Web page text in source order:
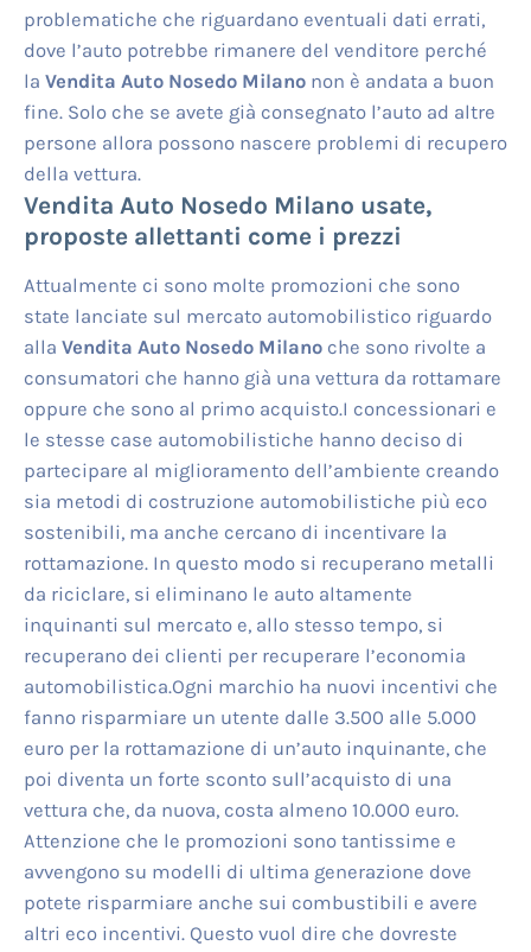
problematiche che riguardano eventuali dati errati,
dove l’auto potrebbe rimanere del venditore perché
la Vendita Auto Nosedo Milanonon è andata a buon
fine. Solo che se avete già consegnato l’auto ad altre
persone allora possono nascere problemi di recupero
della vettura.
Vendita Auto Nosedo Milano usate,
proposte allettanti come i prezzi
Attualmente ci sono molte promozioni che sono
state lanciate sul mercato automobilistico riguardo
alla Vendita Auto Nosedo Milanoche sono rivolte a
consumatori che hanno già una vettura da rottamare
oppure che sono al primo acquisto.I concessionari e
le stesse case automobilistiche hanno deciso di
partecipare al miglioramento dell’ambiente creando
sia metodi di costruzione automobilistiche più eco
sostenibili, ma anche cercano di incentivare la
rottamazione. In questo modo si recuperano metalli
da riciclare, si eliminano le auto altamente
inquinanti sul mercato e, allo stesso tempo, si
recuperano dei clienti per recuperare l’economia
automobilistica.Ogni marchio ha nuovi incentivi che
fanno risparmiare un utente dalle 3.500 alle 5.000
euro per la rottamazione di un’auto inquinante, che
poi diventa un forte sconto sull’acquisto di una
vettura che, da nuova, costa almeno 10.000 euro.
Attenzione che le promozioni sono tantissime e
avvengono su modelli di ultima generazione dove
potete risparmiare anche sui combustibili e avere
altri eco incentivi. Questo vuol dire che dovreste